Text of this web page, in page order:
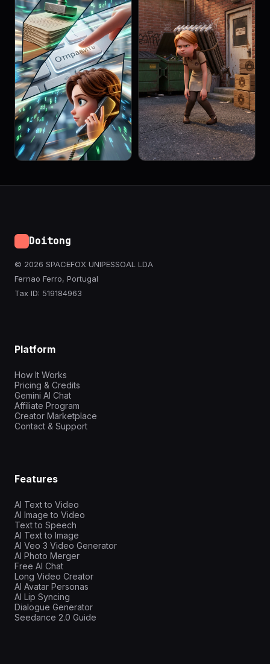
Doitong
© 2026 SPACEFOX UNIPESSOAL LDA
Fernao Ferro, Portugal
Tax ID: 519184963
Platform
How It Works
Pricing & Credits
Gemini AI Chat
Affiliate Program
Creator Marketplace
Contact & Support
Features
AI Text to Video
AI Image to Video
Text to Speech
AI Text to Image
AI Veo 3 Video Generator
AI Photo Merger
Free AI Chat
Long Video Creator
AI Avatar Personas
AI Lip Syncing
Dialogue Generator
Seedance 2.0 Guide